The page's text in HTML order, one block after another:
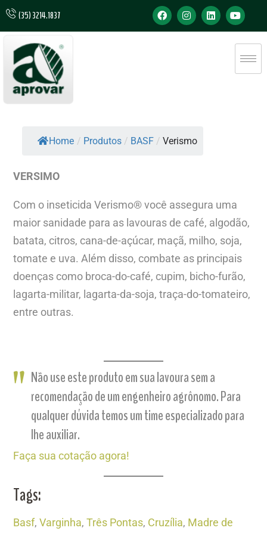
(35) 3214.1837
Home / Produtos / BASF / Verismo
VERSIMO
Com o inseticida Verismo® você assegura uma
maior sanidade para as lavouras de café, algodão,
batata, citros, cana-de-açúcar, maçã, milho, soja,
tomate e uva. Além disso, combate as principais
doenças como broca-do-café, cupim, bicho-furão,
lagarta-militar, lagarta-da-soja, traça-do-tomateiro,
entre outras.
Não use este produto em sua lavoura sem a
recomendação de um engenheiro agrônomo. Para
qualquer dúvida temos um time especializado para
lhe auxiliar.
Faça sua cotação agora!
Tags:
Basf,Varginha,Três Pontas, Cruzília, Madre de